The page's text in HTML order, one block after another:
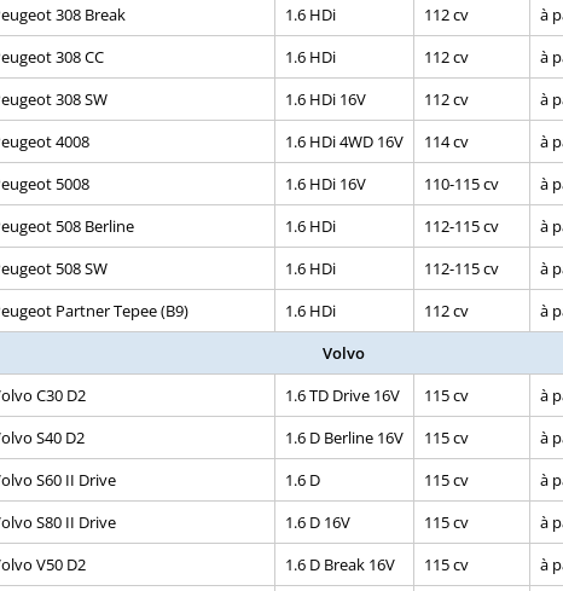
308 Break
1.6 HDi 112 cv
à
308 CC
1.6 HDi 112 cv
à
308 SW
1.6 HDi 16V 112 cv
à
4008
1.6 HDi 4WD 16V 114 cv
à
5008
1.6 HDi 16V 110-115 cv
à
508 Berline
1.6 HDi 112-115 cv
à
508 SW
1.6 HDi 112-115 cv
à
Partner Tepee (B9)
1.6 HDi 112 cv
à
Volvo
C30 D2
1.6 TD Drive 16V 115 cv
à
S40 D2
1.6 D Berline 16V 115 cv
à
S60 II Drive
1.6 D 115 cv
à
S80 II Drive
1.6 D 16V 115 cv
à
V50 D2
1.6 D Break 16V 115 cv
à